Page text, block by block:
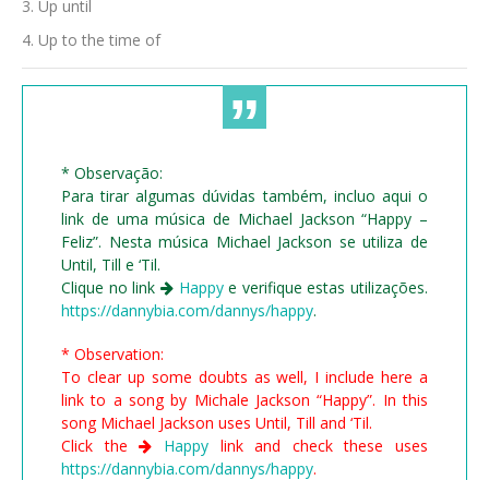
Up until
Up to the time of
* Observação:
Para tirar algumas dúvidas também, incluo aqui o
link de uma música de Michael Jackson “Happy –
Feliz”. Nesta música Michael Jackson se utiliza de
Until, Till e ‘Til.
Clique no link
Happye verifique estas utilizações.
https://dannybia.com/dannys/happy.
* Observation:
To clear up some doubts as well, I include here a
link to a song by Michale Jackson “Happy”. In this
song Michael Jackson uses Until, Till and ‘Til.
Click the
Happylink and check these uses
https://dannybia.com/dannys/happy.